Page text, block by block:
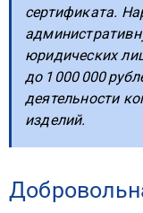
сертификата.
юридических
до 1 000 000
деятельности
изделий.